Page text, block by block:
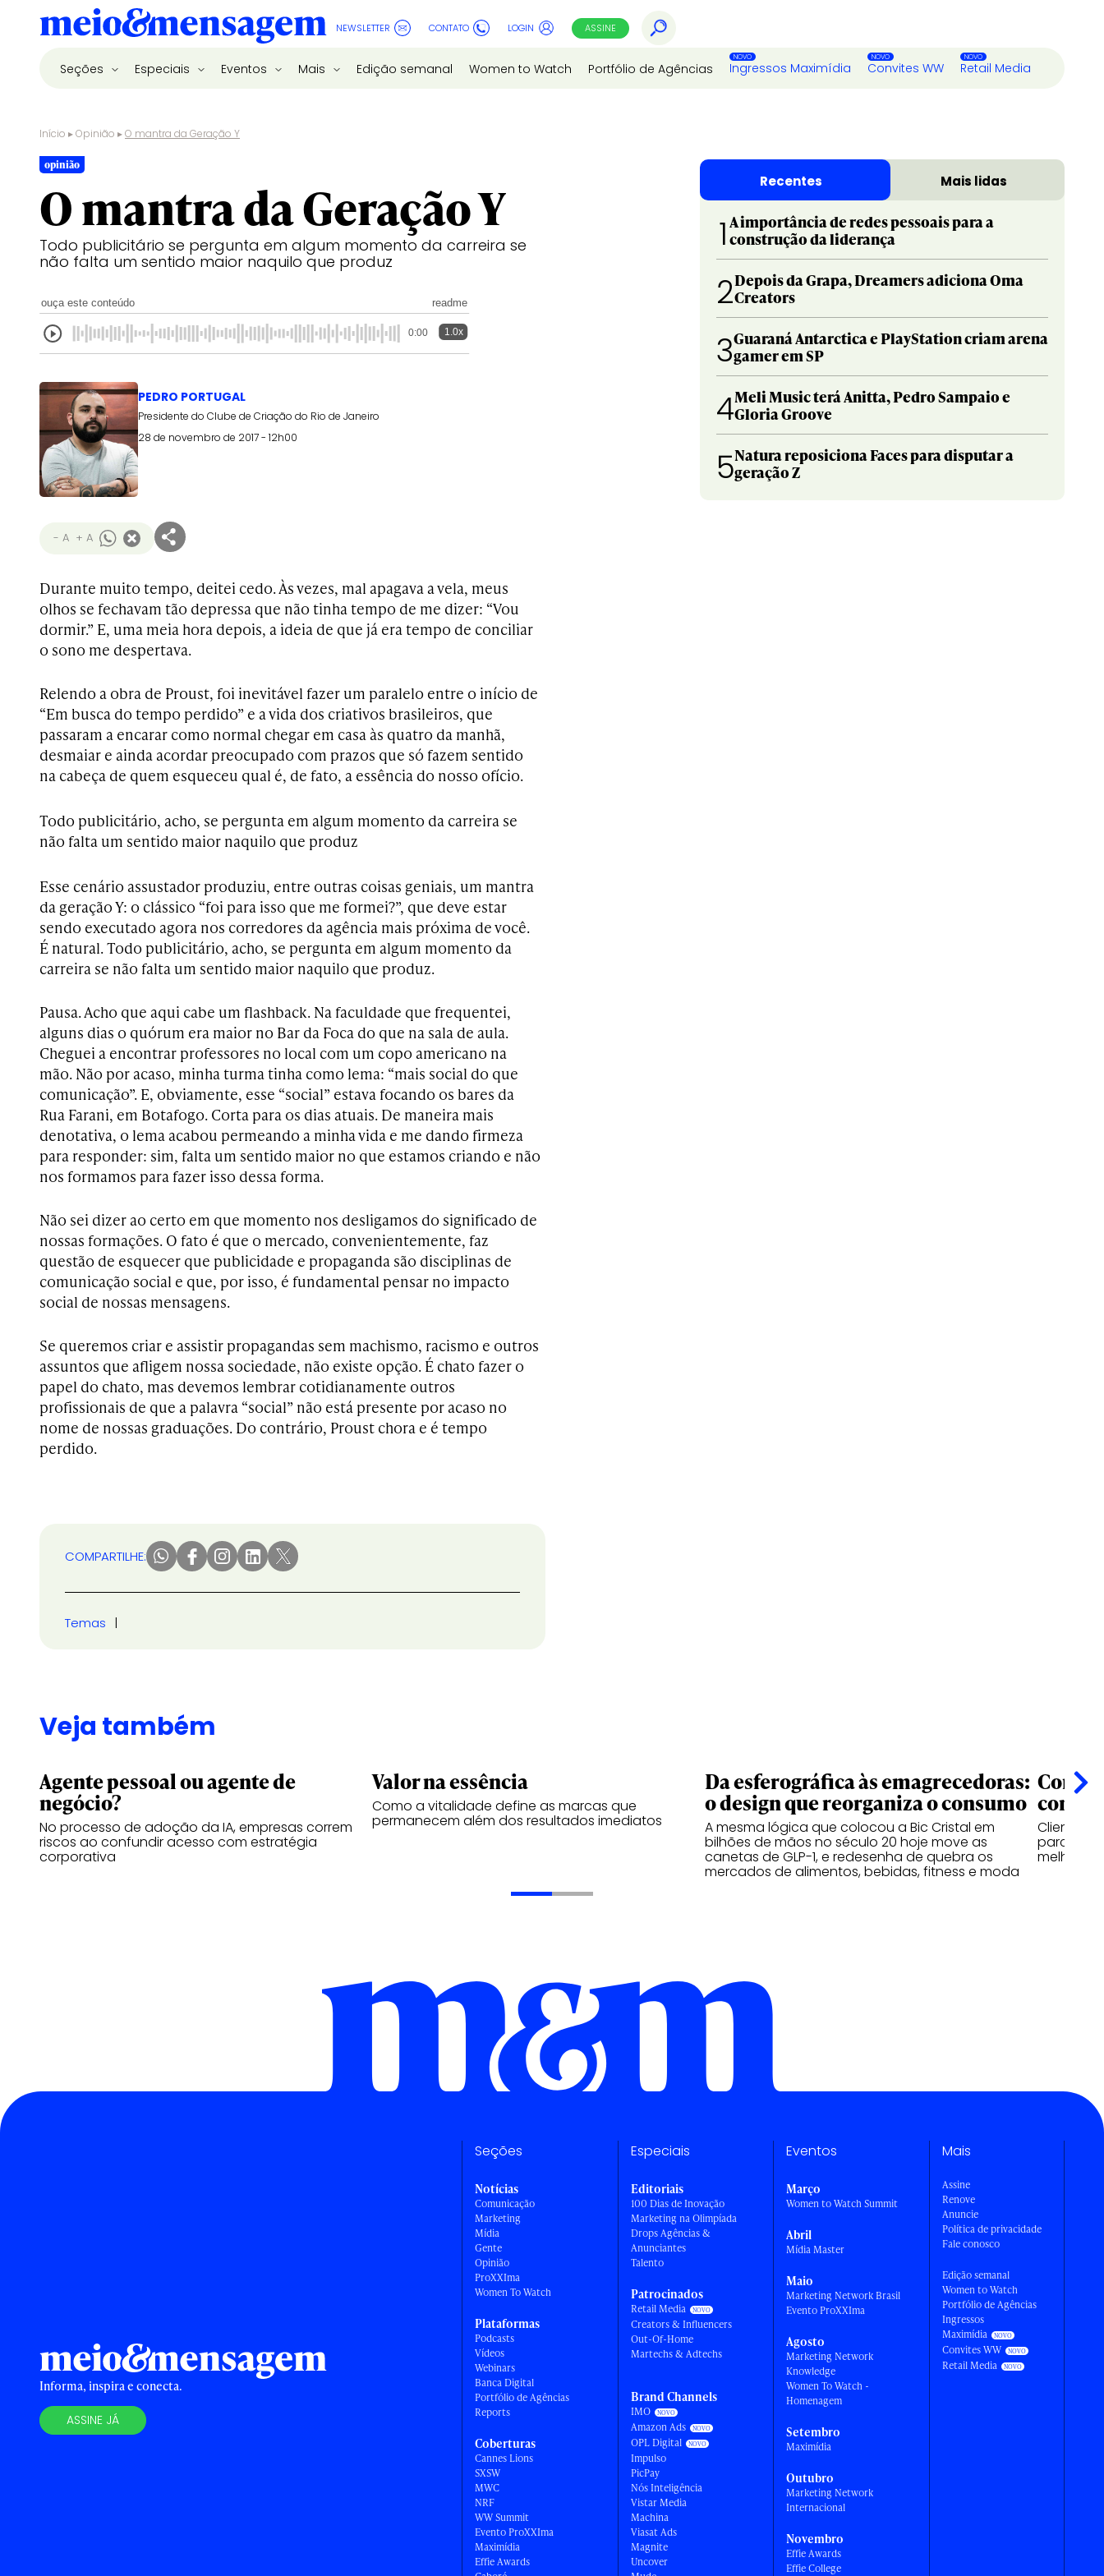
NEWSLETTER CONTATO LOGIN ASSINE
Seções Especiais Eventos Mais Edição semanal Women to Watch Portfólio de Agências Ingressos Maximídia Convites WW Retail Media
Início ▸Opinião ▸O mantra da Geração Y
opinião
O mantra da Geração Y
Todo publicitário se pergunta em algum momento da carreira se
não falta um sentido maior naquilo que produz
ouça este conteúdo readme
0:00 1.0x
PEDRO PORTUGAL
Presidente do Clube de Criação do Rio de Janeiro
28 de novembro de 2017 - 12h00
- A + A
Durante muito tempo, deitei cedo. Às vezes, mal apagava a vela, meus
olhos se fechavam tão depressa que não tinha tempo de me dizer: “Vou
dormir.” E, uma meia hora depois, a ideia de que já era tempo de conciliar
o sono me despertava.
Relendo a obra de Proust, foi inevitável fazer um paralelo entre o início de
“Em busca do tempo perdido” e a vida dos criativos brasileiros, que
passaram a encarar como normal chegar em casa às quatro da manhã,
desmaiar e ainda acordar preocupado com prazos que só fazem sentido
na cabeça de quem esqueceu qual é, de fato, a essência do nosso ofício.
Todo publicitário, acho, se pergunta em algum momento da carreira se
não falta um sentido maior naquilo que produz
Esse cenário assustador produziu, entre outras coisas geniais, um mantra
da geração Y: o clássico “foi para isso que me formei?”, que deve estar
sendo executado agora nos corredores da agência mais próxima de você.
É natural. Todo publicitário, acho, se pergunta em algum momento da
carreira se não falta um sentido maior naquilo que produz.
Pausa. Acho que aqui cabe um flashback. Na faculdade que frequentei,
alguns dias o quórum era maior no Bar da Foca do que na sala de aula.
Cheguei a encontrar professores no local com um copo americano na
mão. Não por acaso, minha turma tinha como lema: “mais social do que
comunicação”. E, obviamente, esse “social” estava focando os bares da
Rua Farani, em Botafogo. Corta para os dias atuais. De maneira mais
denotativa, o lema acabou permeando a minha vida e me dando firmeza
para responder: sim, falta um sentido maior no que estamos criando e não
nos formamos para fazer isso dessa forma.
Não sei dizer ao certo em que momento nos desligamos do significado de
nossas formações. O fato é que o mercado, convenientemente, faz
questão de esquecer que publicidade e propaganda são disciplinas de
comunicação social e que, por isso, é fundamental pensar no impacto
social de nossas mensagens.
Se queremos criar e assistir propagandas sem machismo, racismo e outros
assuntos que afligem nossa sociedade, não existe opção. É chato fazer o
papel do chato, mas devemos lembrar cotidianamente outros
profissionais de que a palavra “social” não está presente por acaso no
nome de nossas graduações. Do contrário, Proust chora e é tempo
perdido.
COMPARTILHE:
Temas
Recentes Mais lidas
1 A importância de redes pessoais para a
construção da liderança
2Depois da Grapa, Dreamers adiciona Oma
Creators
3Guaraná Antarctica e PlayStation criam arena
gamer em SP
4Meli Music terá Anitta, Pedro Sampaio e
Gloria Groove
5Natura reposiciona Faces para disputar a
geração Z
Veja também
Agente pessoal ou agente de
negócio?
No processo de adoção da IA, empresas correm
riscos ao confundir acesso com estratégia
corporativa
Valor na essência
Como a vitalidade define as marcas que
permanecem além dos resultados imediatos
Da esferográfica às emagrecedoras:
o design que reorganiza o consumo
A mesma lógica que colocou a Bic Cristal em
bilhões de mãos no século 20 hoje move as
canetas de GLP-1, e redesenha de quebra os
mercados de alimentos, bebidas, fitness e moda
Clientes
melhores
Informa, inspira e conecta.
ASSINE JÁ
Seções
Notícias
Comunicação
Marketing
Mídia
Gente
Opinião
ProXXIma
Women To Watch
Plataformas
Podcasts
Vídeos
Webinars
Banca Digital
Portfólio de Agências
Reports
Coberturas
Cannes Lions
SXSW
MWC
NRF
WW Summit
Evento ProXXIma
Maximídia
Effie Awards
Especiais
Editoriais
100 Dias de Inovação
Marketing na Olimpíada
Drops Agências &
Anunciantes
Talento
Patrocinados
Retail Media
Creators & Influencers
Out-Of-Home
Martechs & Adtechs
Brand Channels
IMO
Amazon Ads
OPL Digital
Impulso
PicPay
Nós Inteligência
Vistar Media
Machina
Viasat Ads
Magnite
Uncover
Eventos
Março
Women to Watch Summit
Abril
Mídia Master
Maio
Marketing Network Brasil
Evento ProXXIma
Agosto
Marketing Network
Knowledge
Women To Watch -
Homenagem
Setembro
Maximídia
Outubro
Marketing Network
Internacional
Novembro
Effie Awards
Effie College
Mais
Assine
Renove
Anuncie
Política de privacidade
Fale conosco
Edição semanal
Women to Watch
Portfólio de Agências
Ingressos
Maximídia
Convites WW
Retail Media